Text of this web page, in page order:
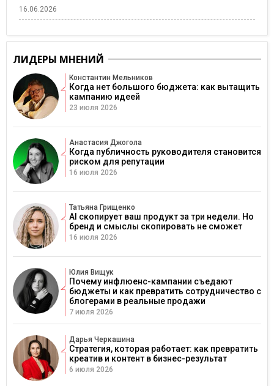
16.06.2026
ЛИДЕРЫ МНЕНИЙ
Константин Мельников
Когда нет большого бюджета: как вытащить
кампанию идеей
23 июля 2026
Анастасия Джогола
Когда публичность руководителя становится
риском для репутации
16 июля 2026
Татьяна Грищенко
AI скопирует ваш продукт за три недели. Но
бренд и смыслы скопировать не сможет
16 июля 2026
Юлия Вищук
Почему инфлюенс-кампании съедают
бюджеты и как превратить сотрудничество с
блогерами в реальные продажи
7 июля 2026
Дарья Черкашина
Стратегия, которая работает: как превратить
креатив и контент в бизнес-результат
6 июля 2026